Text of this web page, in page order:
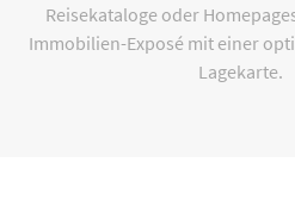
Reisekataloge oder
Immobilien-Exposé mit einer
Lagekarte.